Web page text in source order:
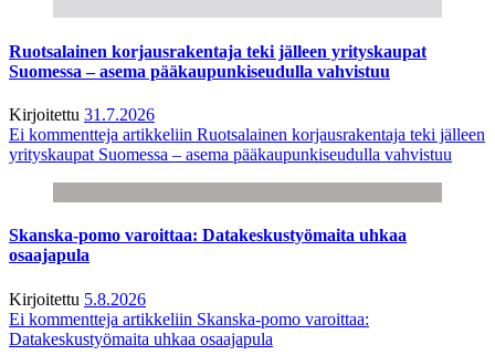
Ruotsalainen korjausrakentaja teki jälleen yrityskaupat
Suomessa – asema pääkaupunkiseudulla vahvistuu
Kirjoitettu 31.7.2026
Ei kommentteja artikkeliin Ruotsalainen korjausrakentaja teki jälleen
yrityskaupat Suomessa – asema pääkaupunkiseudulla vahvistuu
Skanska-pomo varoittaa: Datakeskustyömaita uhkaa
osaajapula
Kirjoitettu 5.8.2026
Ei kommentteja artikkeliin Skanska-pomo varoittaa:
Datakeskustyömaita uhkaa osaajapula